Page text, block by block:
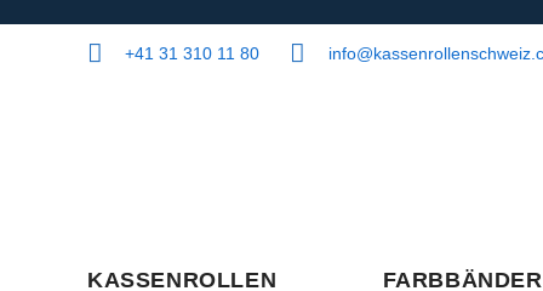
+41 31 310 11 80
KASSENROLLEN FARBBÄNDER